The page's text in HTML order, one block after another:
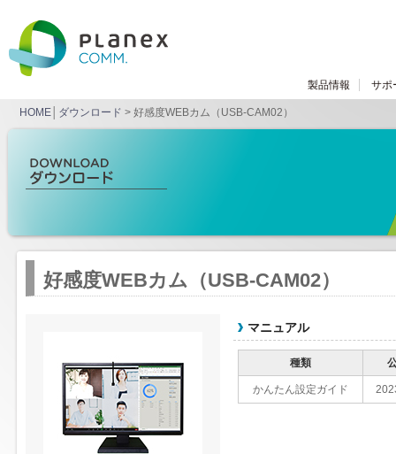
製品情報 サポ
HOME ダウンロード > 好感度WEBカム（USB-CAM02）
好感度WEBカム（USB-CAM02）
マニュアル
種類
かんたん設定ガイド